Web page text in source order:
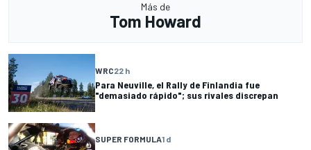
Más de
Tom Howard
WRC22 h
Para Neuville, el Rally de Finlandia fue
"demasiado rápido"; sus rivales discrepan
SUPER FORMULA1 d